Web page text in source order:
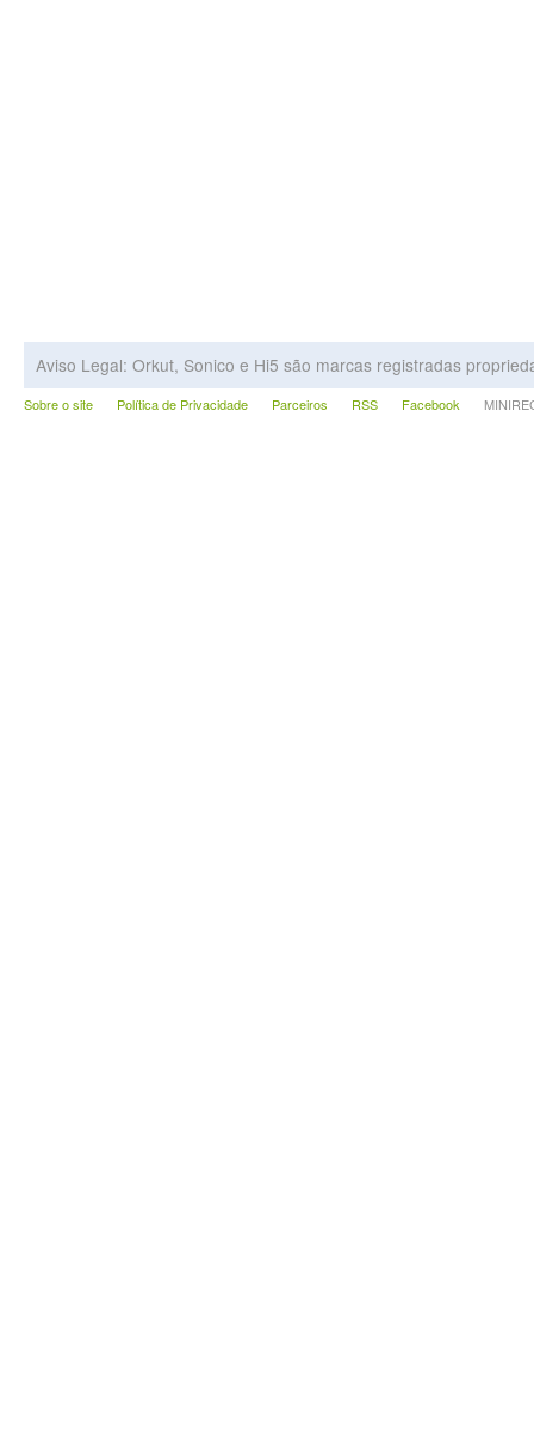
Aviso Legal: Orkut, Sonico e Hi5 são marcas registradas
Sobre o site Política de Privacidade Parceiros RSS Facebook